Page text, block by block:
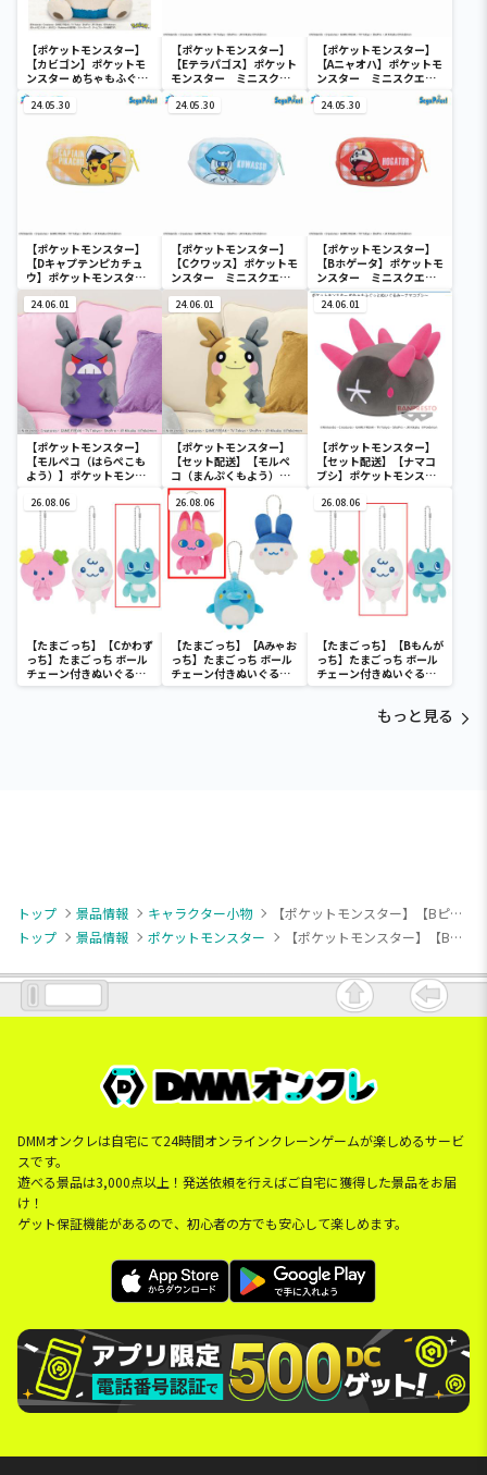
【ポケットモンスター】
【カビゴン】ポケットモ
ンスター めちゃもふぐっ
と ほっこりいやされぬい
ぐるみ～カビゴン～
【ポケットモンスター】
【Eテラパゴス】ポケット
モンスター ミニスクエ
アポーチ
【ポケットモンスター】
【Aニャオハ】ポケットモ
ンスター ミニスクエア
ポーチ
24.05.30
【ポケットモンスター】
【Dキャプテンピカチュ
ウ】ポケットモンスタ
ー ミニスクエアポーチ
24.05.30
【ポケットモンスター】
【Cクワッス】ポケットモ
ンスター ミニスクエア
ポーチ
24.05.30
【ポケットモンスター】
【Bホゲータ】ポケットモ
ンスター ミニスクエア
ポーチ
24.06.01
【ポケットモンスター】
【モルペコ（はらぺこも
よう）】ポケットモンス
いぐるみ～モルペコ（は
らぺこもよう）～
24.06.01
【ポケットモンスター】
【セット配送】【モルペ
コ（まんぷくもよう）】
ポケットモンスター めち
ゃもふぐっとぬいぐるみ
～モルペコ（まんぷくも
よう）～
24.06.01
【ポケットモンスター】
【セット配送】【ナマコ
ブシ】ポケットモンスタ
ぐるみ～ナマコブシ～
26.08.06
【たまごっち】【Cかわず
っち】たまごっち ボール
チェーン付きぬいぐるみ
～Tamagotchi
26.08.06
【たまごっち】【Aみゃお
っち】たまごっち ボール
チェーン付きぬいぐるみ
～Tamagotchi
26.08.06
【たまごっち】【Bもんが
っち】たまごっち ボール
チェーン付きぬいぐるみ
～Tamagotchi
もっと見る
トップ 景品情報 キャラクター小物
【ポケットモンスター】【Bピカチュウとアローラロコンたち】ポケットモンスター アクリルキーチェーン
トップ
景品情報 ポケットモンスター 【ポケットモンスター】【Bピカチュウとアローラロコンたち】ポケットモンスター アクリルキーチェーン
DMMオンクレは自宅にて24時間オンラインクレーンゲームが楽しめるサービ
スです。
遊べる景品は3,000点以上！発送依頼を行えばご自宅に獲得した景品をお届
け！
ゲット保証機能があるので、初心者の方でも安心して楽しめます。